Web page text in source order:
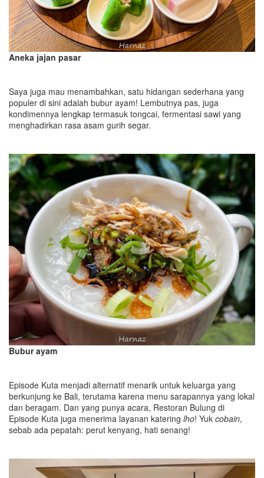
Aneka jajan pasar
Saya juga mau menambahkan, satu hidangan sederhana yang
populer di sini adalah bubur ayam! Lembutnya pas, juga
kondimennya lengkap termasuk tongcai, fermentasi sawi yang
menghadirkan rasa asam gurih segar.
Bubur ayam
Episode Kuta menjadi alternatif menarik untuk keluarga yang
berkunjung ke Bali, terutama karena menu sarapannya yang lokal
dan beragam. Dan yang punya acara, Restoran Bulung di
Episode Kuta juga menerima layanan katering lho! Yuk cobain,
sebab ada pepatah: perut kenyang, hati senang!